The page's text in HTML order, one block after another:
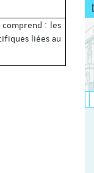
: les
liées au